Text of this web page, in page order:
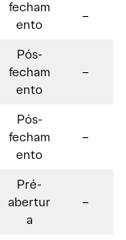
fecham
ento
–
Pós-
fecham
ento
–
Pós-
fecham
ento
–
Pré-
abertur
a
–